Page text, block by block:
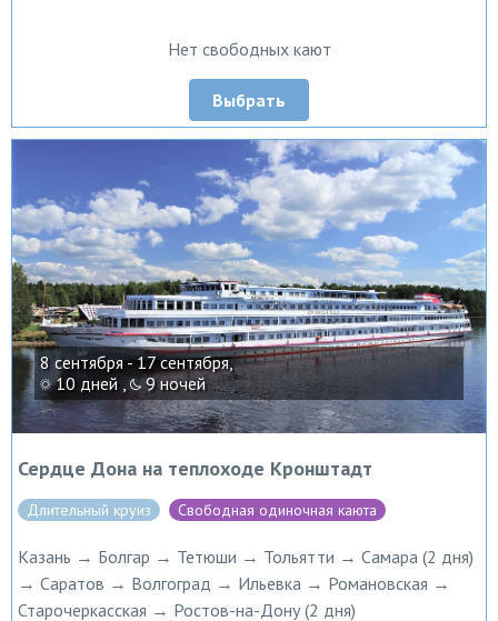
Нет свободных кают
Выбрать
8 сентября - 17 сентября,
10 дней , 9 ночей
Сердце Дона на теплоходе Кронштадт
Длительный круиз Свободная одиночная каюта
Казань → Болгар → Тетюши → Тольятти → Самара (2 дня)
→ Саратов → Волгоград → Ильевка → Романовская →
Старочеркасская → Ростов-на-Дону (2 дня)